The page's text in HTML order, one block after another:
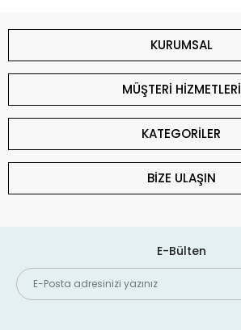
KURUMSAL
MÜŞTERİ HİZMETLERİ
KATEGORİLER
BİZE ULAŞIN
E-Bülten